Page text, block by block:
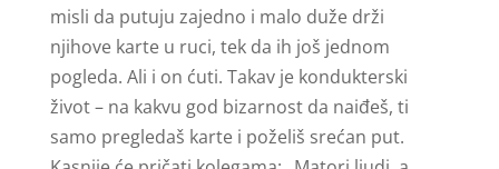
misli da putuju zajedno i malo duže drži
njihove karte u ruci, tek da ih još jednom
pogleda. Ali i on ćuti. Takav je kondukterski
život – na kakvu god bizarnost da naiđeš, ti
samo pregledaš karte i poželiš srećan put.